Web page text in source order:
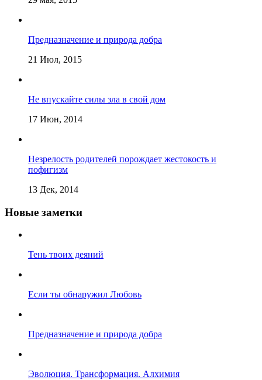
Предназначение и природа добра
21 Июл, 2015
Не впускайте силы зла в свой дом
17 Июн, 2014
Незрелость родителей порождает жестокость и
пофигизм
13 Дек, 2014
Новые заметки
Тень твоих деяний
Если ты обнаружил Любовь
Предназначение и природа добра
Эволюция. Трансформация. Алхимия